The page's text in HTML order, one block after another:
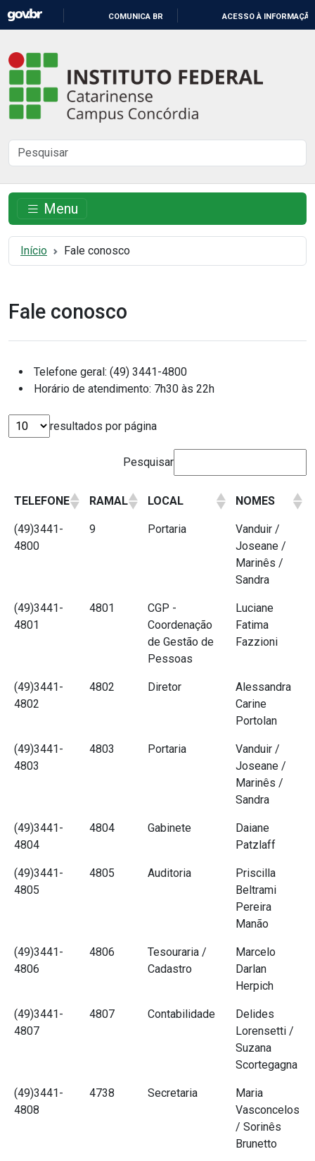
CONTEÚDO
COMUNICA BR ACESSO À INFORMAÇÃO
Instituto
Federal
Catarinense
-
Campus
Concórdia
Buscar
no
site
Menu
Início Fale conosco
Fale conosco
Telefone geral: (49) 3441-4800
Horário de atendimento: 7h30 às 22h
resultados por página
Pesquisar
TELEFONE RAMAL LOCAL NOMES
(49)3441-
4800
9 Portaria
Vanduir /
Joseane /
Marinês /
Sandra
(49)3441-
4801
4801
CGP -
Coordenação
de Gestão de
Pessoas
Luciane
Fatima
Fazzioni
(49)3441-
4802
4802 Diretor
Alessandra
Carine
Portolan
(49)3441-
4803
4803 Portaria
Vanduir /
Joseane /
Marinês /
Sandra
(49)3441-
4804
4804 Gabinete
Daiane
Patzlaff
(49)3441-
4805
4805 Auditoria
Priscilla
Beltrami
Pereira
Manão
(49)3441-
4806
4806
Tesouraria /
Cadastro
Marcelo
Darlan
Herpich
(49)3441-
4807
4807 Contabilidade
Delides
Lorensetti /
Suzana
Scortegagna
(49)3441-
4808
4738 Secretaria
Maria
Vasconcelos
/ Sorinês
Brunetto